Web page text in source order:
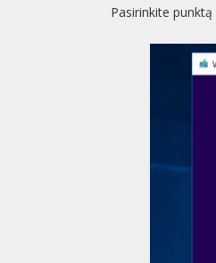
Pasirinkite punktą